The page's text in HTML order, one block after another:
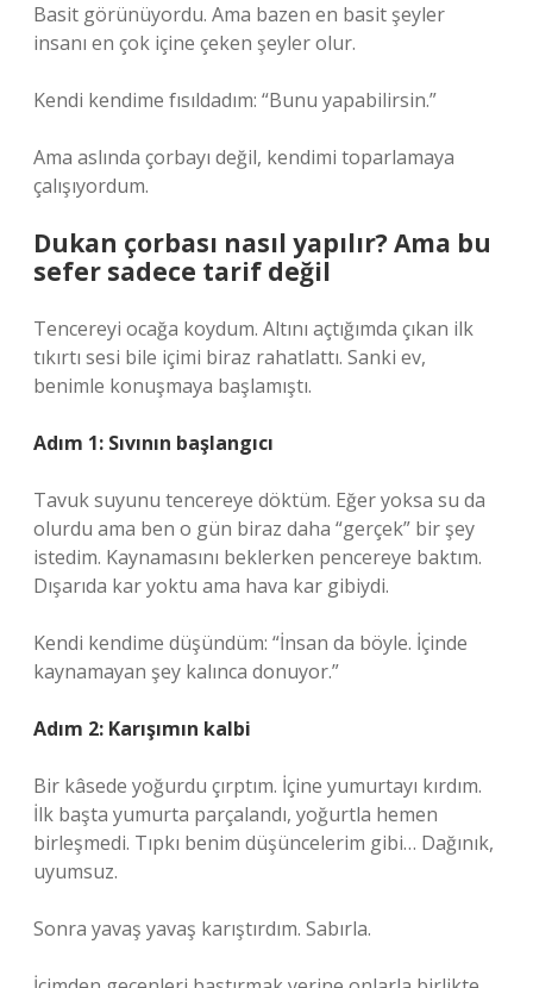
Basit görünüyordu. Ama bazen en basit şeyler
insanı en çok içine çeken şeyler olur.
Kendi kendime fısıldadım: “Bunu yapabilirsin.”
Ama aslında çorbayı değil, kendimi toparlamaya
çalışıyordum.
Dukan çorbası nasıl yapılır? Ama bu
sefer sadece tarif değil
Tencereyi ocağa koydum. Altını açtığımda çıkan ilk
tıkırtı sesi bile içimi biraz rahatlattı. Sanki ev,
benimle konuşmaya başlamıştı.
Adım 1: Sıvının başlangıcı
Tavuk suyunu tencereye döktüm. Eğer yoksa su da
olurdu ama ben o gün biraz daha “gerçek” bir şey
istedim. Kaynamasını beklerken pencereye baktım.
Dışarıda kar yoktu ama hava kar gibiydi.
Kendi kendime düşündüm: “İnsan da böyle. İçinde
kaynamayan şey kalınca donuyor.”
Adım 2: Karışımın kalbi
Bir kâsede yoğurdu çırptım. İçine yumurtayı kırdım.
İlk başta yumurta parçalandı, yoğurtla hemen
birleşmedi. Tıpkı benim düşüncelerim gibi… Dağınık,
uyumsuz.
Sonra yavaş yavaş karıştırdım. Sabırla.